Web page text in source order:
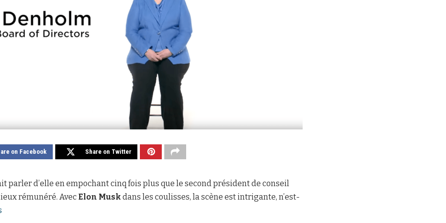
on Facebook Share on Twitter
parler d’elle en empochant cinq fois plus que le second président de conseil
rémunéré. Avec Elon Muskdans les coulisses, la scène est intrigante, n’est-